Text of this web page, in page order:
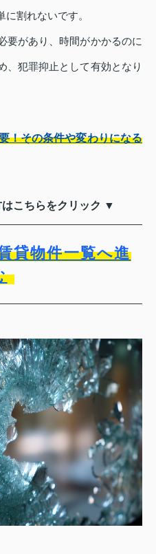
に割れないです。
要があり、時間がかかるのに
、犯罪抑止として有効となり
！その条件や変わりになる
こちらをクリック ▼
貸物件一覧へ進